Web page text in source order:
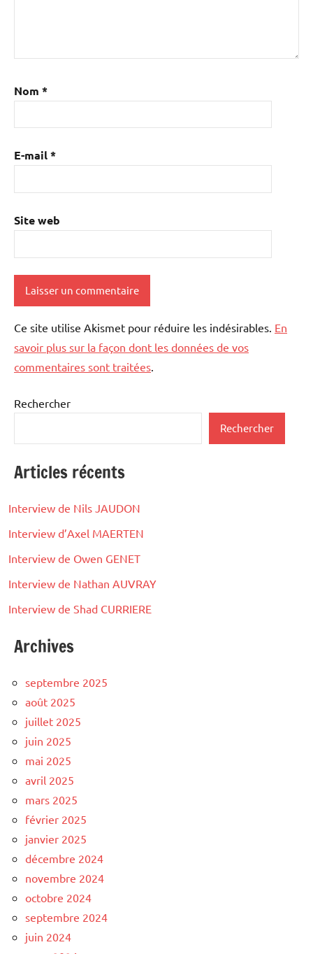
Nom *
E-mail*
Site web
Ce site utilise Akismet pour réduire les indésirables. En
savoir plus sur la façon dont les données de vos
commentaires sont traitées
Rechercher
Rechercher
Articles récents
Interview de Nils JAUDON
Interview d’Axel MAERTEN
Interview de Owen GENET
Interview de Nathan AUVRAY
Interview de Shad CURRIERE
Archives
septembre 2025
août 2025
juillet 2025
juin 2025
mai 2025
avril 2025
mars 2025
février 2025
janvier 2025
décembre 2024
novembre 2024
octobre 2024
septembre 2024
juin 2024